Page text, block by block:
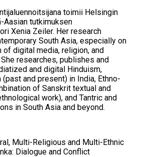
toimii Helsingin
Aasian tutkimuksen
Xenia Zeiler. Her research
South Asia, especially on
of digital media, religion, and
researches, publishes and
and digital Hinduism,
and present) in India, Ethno-
of Sanskrit textual and
work), and Tantric and
in South Asia and beyond.
Multi-Religious and Multi-Ethnic
Dialogue and Conflict